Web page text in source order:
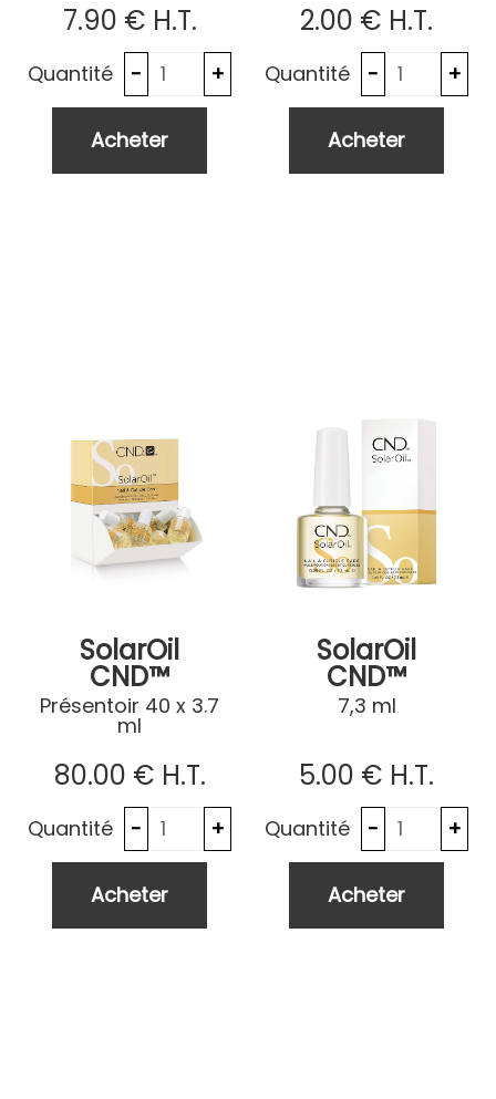
7.90 € H.T.
Quantité
2.00 € H.T.
Quantité
SolarOil
CND™
Présentoir 40 x 3.7
ml
80.00 € H.T.
Quantité
SolarOil
CND™
7,3 ml
5.00 € H.T.
Quantité